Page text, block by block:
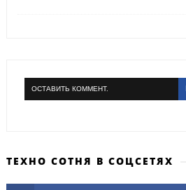
ОСТАВИТЬ КОММЕНТ.
ТЕХНО СОТНЯ В СОЦСЕТЯХ